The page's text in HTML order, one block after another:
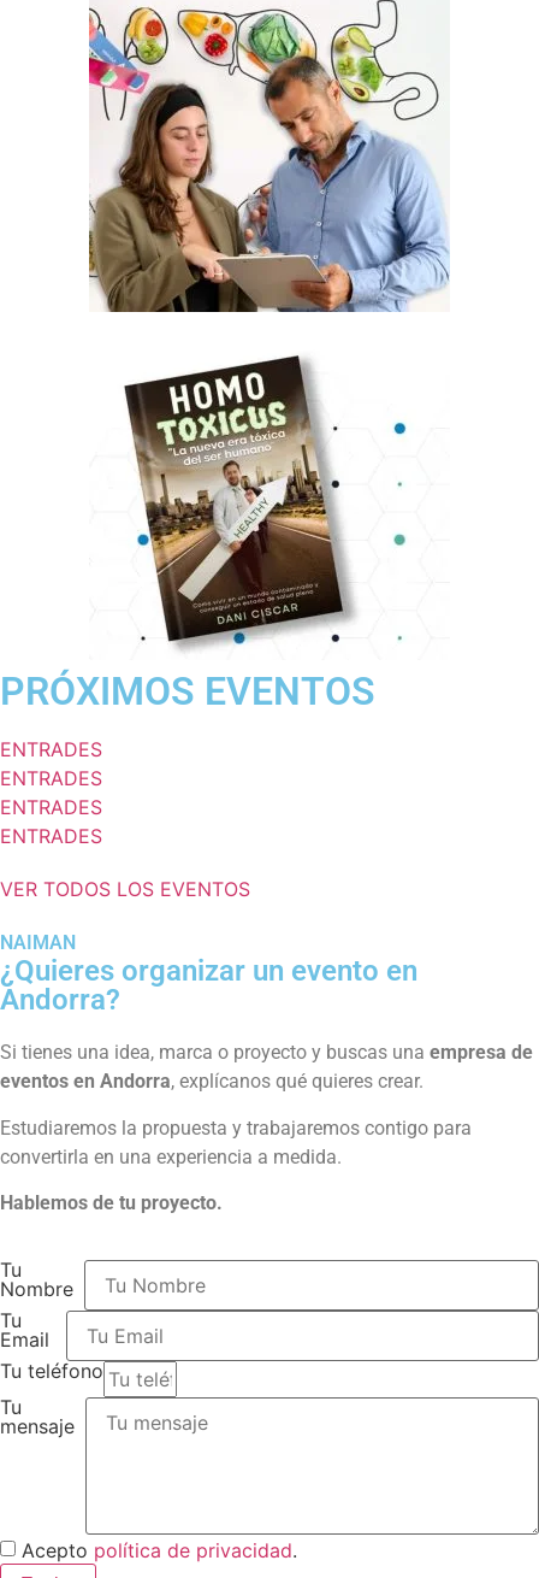
PRÓXIMOS EVENTOS
ENTRADES
ENTRADES
ENTRADES
ENTRADES
VER TODOS LOS EVENTOS
NAIMAN
¿Quieres organizar un evento en
Andorra?
Si tienes una idea, marca o proyecto y buscas una empresa de
eventos en Andorra, explícanos qué quieres crear.
Estudiaremos la propuesta y trabajaremos contigo para
convertirla en una experiencia a medida.
Hablemos de tu proyecto.
Tu
Nombre
Tu
Email
Tu teléfono
Tu
mensaje
Acepto política de privacidad.